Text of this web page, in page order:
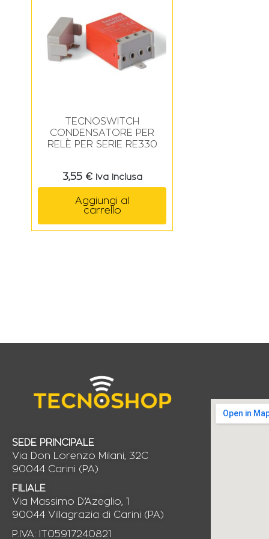
TECNOSWITCH
CONDENSATORE PER
RELÈ PER SERIE RE330
3,55 € Iva Inclusa
Aggiungi al
carrello
SEDE PRINCIPALE
Via Don Lorenzo Milani, 32C
90044 Carini (PA)
FILIALE
Via Massimo D’Azeglio, 1
90044 Villagrazia di Carini (PA)
P.IVA: IT05917240821